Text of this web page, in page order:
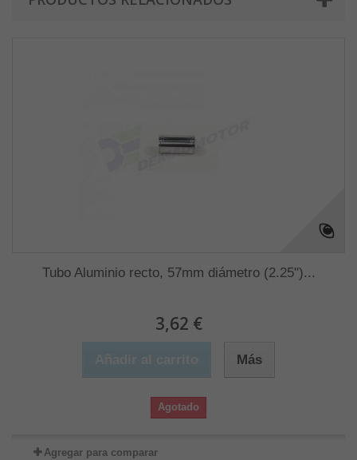
Tubo Aluminio recto, 57mm diámetro (2.25")...
3,62 €
Más
Agotado
Agregar para comparar